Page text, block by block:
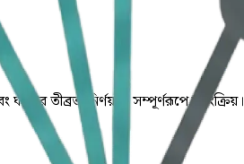
তীব্রতা নির্ণয় যা সম্পূর্ণরূপে স্বয়ংক্রিয়।